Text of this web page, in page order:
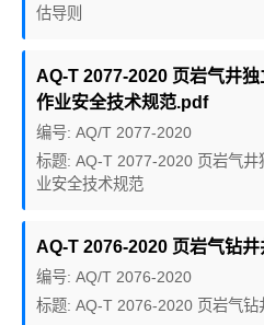
估导则
AQ-T 2077-2020 页岩气井
作业安全技术规范.pdf
编号: AQ/T 2077-2020
标题: AQ-T 2077-2020 页岩气
业安全技术规范
AQ-T 2076-2020 页岩气钻
编号: AQ/T 2076-2020
标题: AQ-T 2076-2020 页岩气钻